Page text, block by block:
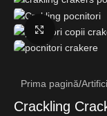
Fă clic
Prima pagină/
Crackling